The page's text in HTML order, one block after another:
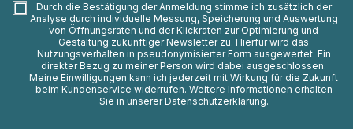
Durch die Bestätigung der Anmeldung stimme ich zusätzlich der
Analyse durch individuelle Messung, Speicherung und Auswertung
von Öffnungsraten und der Klickraten zur Optimierung und
Gestaltung zukünftiger Newsletter zu. Hierfür wird das
Nutzungsverhalten in pseudonymisierter Form ausgewertet. Ein
direkter Bezug zu meiner Person wird dabei ausgeschlossen.
Meine Einwilligungen kann ich jederzeit mit Wirkung für die Zukunft
beim Kundenservice widerrufen. Weitere Informationen erhalten
Sie in unserer Datenschutzerklärung.